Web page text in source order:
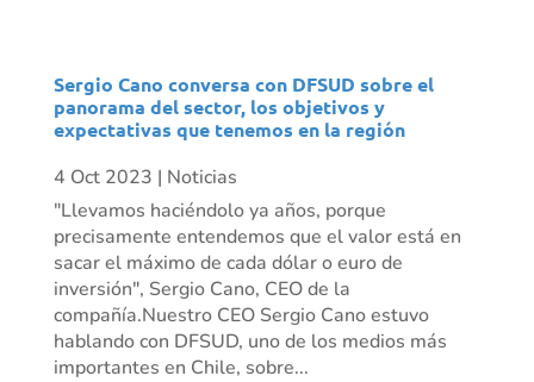
Sergio Cano conversa con DFSUD sobre el
panorama del sector, los objetivos y
expectativas que tenemos en la región
4 Oct 2023 | Noticias
"Llevamos haciéndolo ya años, porque
precisamente entendemos que el valor está en
sacar el máximo de cada dólar o euro de
inversión", Sergio Cano, CEO de la
compañía.Nuestro CEO Sergio Cano estuvo
hablando con DFSUD, uno de los medios más
importantes en Chile, sobre...